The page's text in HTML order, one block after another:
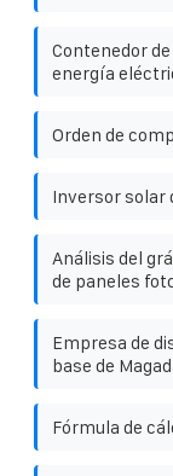
Contenedor
energía
Orden de
Inversor solar
Análisis del
de paneles
Empresa de
base de
Fórmula de